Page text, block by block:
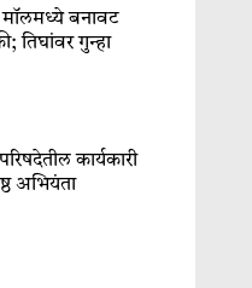
बनावट
तिघांवर गुन्हा
कार्यकारी
अभियंता